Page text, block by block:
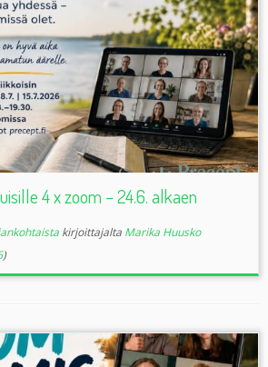
4 x zoom – 24.6. alkaen
kirjoittajalta Marika Huusko
)